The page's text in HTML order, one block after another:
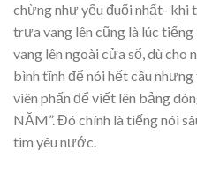
chừng như yếu đuối nhất- khi
trưa vang lên cũng là lúc
vang lên ngoài cửa sổ, dù
bình tĩnh để nói hết câu
viên phấn để viết lên bảng
NĂM”. Đó chính là tiếng nói
tim yêu nước.